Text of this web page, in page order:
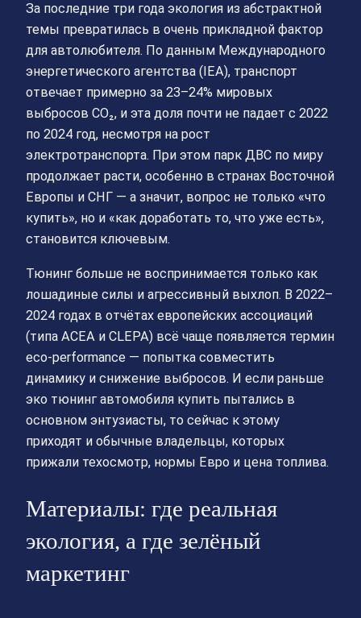
За последние три года экология из абстрактной
темы превратилась в очень прикладной фактор
для автолюбителя. По данным Международного
энергетического агентства (IEA), транспорт
отвечает примерно за 23–24% мировых
выбросов CO₂, и эта доля почти не падает с 2022
по 2024 год, несмотря на рост
электротранспорта. При этом парк ДВС по миру
продолжает расти, особенно в странах Восточной
Европы и СНГ — а значит, вопрос не только «что
купить», но и «как доработать то, что уже есть»,
становится ключевым.
Тюнинг больше не воспринимается только как
лошадиные силы и агрессивный выхлоп. В 2022–
2024 годах в отчётах европейских ассоциаций
(типа ACEA и CLEPA) всё чаще появляется термин
eco-performance — попытка совместить
динамику и снижение выбросов. И если раньше
эко тюнинг автомобиля купить пытались в
основном энтузиасты, то сейчас к этому
приходят и обычные владельцы, которых
прижали техосмотр, нормы Евро и цена топлива.
Материалы: где реальная
экология, а где зелёный
маркетинг